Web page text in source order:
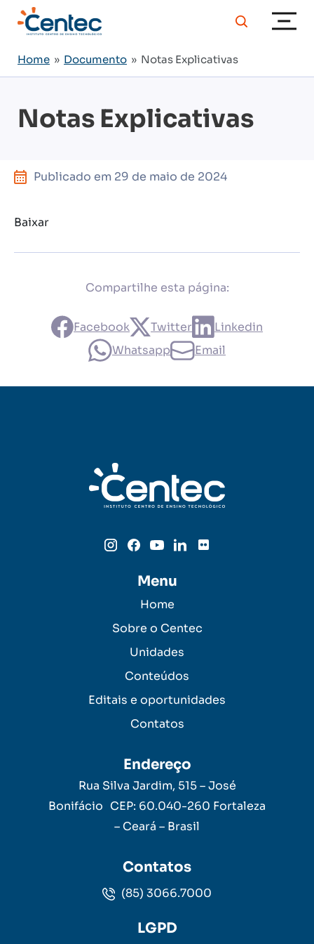
Home » Documento » Notas Explicativas
Notas Explicativas
Publicado em 29 de maio de 2024
Baixar
Compartilhe esta página:
Facebook Twitter
Linkedin
Whatsapp
Email
Menu
Home
Sobre o Centec
Unidades
Conteúdos
Editais e oportunidades
Contatos
Endereço
Rua Silva Jardim, 515 – José
Bonifácio CEP: 60.040-260 Fortaleza
– Ceará – Brasil
Contatos
(85) 3066.7000
LGPD